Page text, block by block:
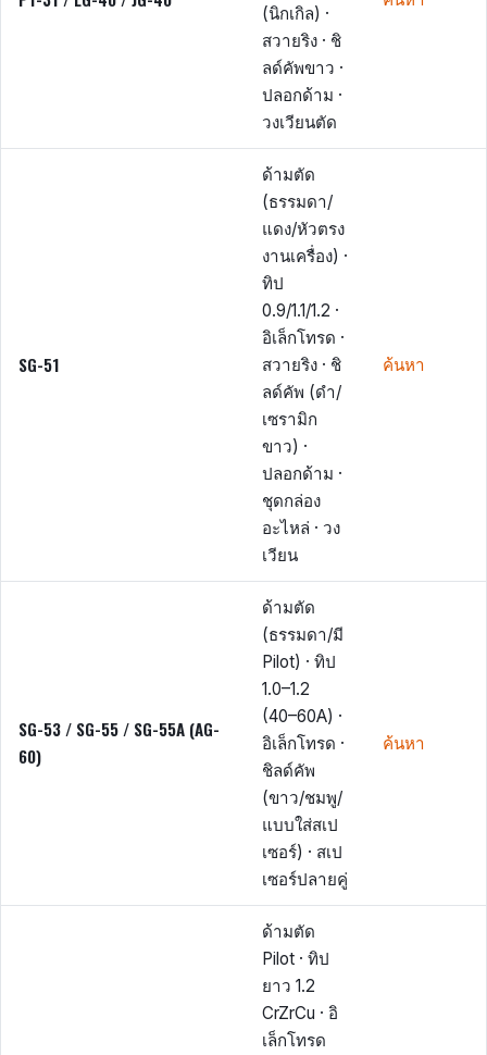
(นิกเกิล) ·
สวายริง · ชิ
ลด์คัพขาว ·
ปลอกด้าม ·
วงเวียนตัด
SG-51
ด้ามตัด
(ธรรมดา/
แดง/หัวตรง
งานเครื่อง) ·
ทิป
0.9/1.1/1.2 ·
อิเล็กโทรด ·
สวายริง · ชิ
ลด์คัพ (ดำ/
เซรามิก
ขาว) ·
ปลอกด้าม ·
ชุดกล่อง
อะไหล่ · วง
เวียน
ค้นหา
SG-53 / SG-55 / SG-55A (AG-
60)
ด้ามตัด
(ธรรมดา/มี
Pilot) · ทิป
1.0–1.2
(40–60A) ·
อิเล็กโทรด ·
ชิลด์คัพ
(ขาว/ชมพู/
แบบใส่สเป
เซอร์) · สเป
เซอร์ปลายคู่
ค้นหา
ด้ามตัด
Pilot · ทิป
ยาว 1.2
CrZrCu · อิ
เล็กโทรด